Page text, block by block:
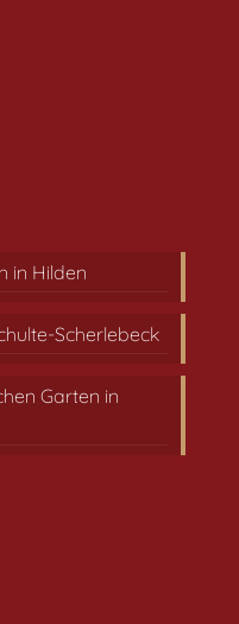
in Hilden
Scherlebeck
Garten in